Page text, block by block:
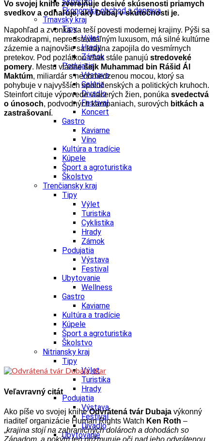
Ekonomika obchod a doprava
Trnavský kraj
Tipy
Výlet
Hrady
Zámok
Podujatia
Výstava
Galéria
Divadlo
Festival
Koncert
Gastro
Kaviarne
Víno
Kultúra a tradície
Kúpele
Šport a agroturistika
Školstvo
Trenčiansky kraj
Tipy
Výlet
Turistika
Cyklistika
Hrady
Zámok
Podujatia
Výstava
Festival
Ubytovanie
Wellness
Gastro
Kaviarne
Kultúra a tradície
Kúpele
Šport a agroturistika
Školstvo
Nitriansky kraj
Tipy
Výlet
Turistika
Hrady
Podujatia
Výstava
Festival
Divadlo
Ubytovanie
Vo svojej knihe zverejňuje desivé skúsenosti priamych
svedkov a odhaľuje, aký Dubaj v skutočnosti je.
Napohľad a zvonka sa teší povesti modernej krajiny. Pýši sa
mrakodrapmi, nepredstaviteľným luxusom, má silné kultúrne
zázemie a najnovšie sa krajina zapojila do vesmírnych
pretekov. Pod pozlátkou však stále panujú stredoveké
pomery. Mestu vládnešejk Muhammad bin Rášid Ál
Maktúm, miliardár s neobmedzenou mocou, ktorý sa
pohybuje v najvyšších spoločenských a politických kruhoch.
Steinfort cituje výpovede viacerých žien, ponúka svedectvá
o únosoch, podvodných kampaniach, surových bitkách a
zastrašovaní.
Veľavravný citát
Ako píše vo svojej kniheOdvrátená tvár Dubaja výkonný
riaditeľ organizácie Human Rights Watch Ken Roth –
„krajina stojí na zahraničných dolároch a dohodách so
Západom, a pokým ten prižmuruje oči nad jeho odvrátenou